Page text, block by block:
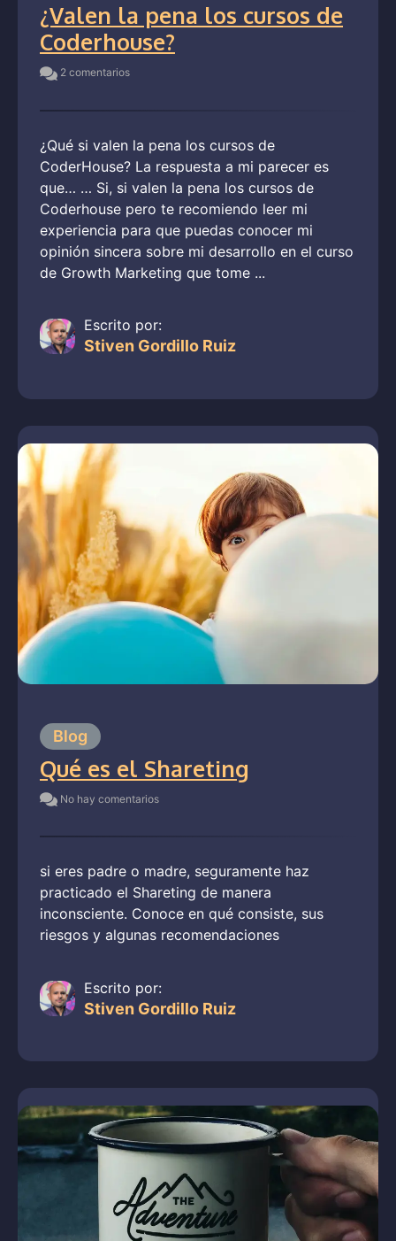
¿Valen la pena los cursos de
Coderhouse?
2 comentarios
¿Qué si valen la pena los cursos de
CoderHouse? La respuesta a mi parecer es
que… … Si, si valen la pena los cursos de
Coderhouse pero te recomiendo leer mi
experiencia para que puedas conocer mi
opinión sincera sobre mi desarrollo en el curso
de Growth Marketing que tome ...
Escrito por:
Stiven Gordillo Ruiz
Blog
Qué es el Shareting
No hay comentarios
si eres padre o madre, seguramente haz
practicado el Shareting de manera
inconsciente. Conoce en qué consiste, sus
riesgos y algunas recomendaciones
Escrito por:
Stiven Gordillo Ruiz